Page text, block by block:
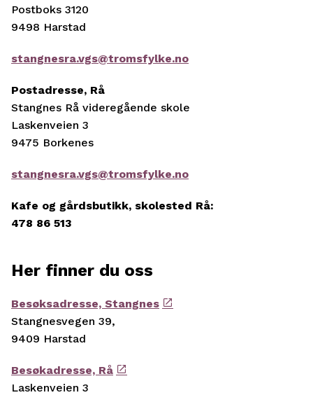
Postboks 3120
9498 Harstad
stangnesra.vgs@tromsfylke.no
Postadresse, Rå
Stangnes Rå videregående skole
Laskenveien 3
9475 Borkenes
stangnesra.vgs@tromsfylke.no
Kafe og gårdsbutikk, skolested Rå:
478 86 513
Her finner du oss
Besøksadresse, Stangnes
Stangnesvegen 39,
9409 Harstad
Besøkadresse, Rå
Laskenveien 3